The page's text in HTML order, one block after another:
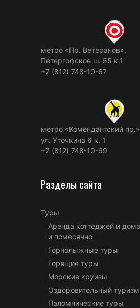
метро «Пр. Ветеранов»,
Петергофское ш. 55 к.1
+7 (812) 748-10-67
метро «Комендантский
ул. Уточкина 6 к. 1
+7 (812) 748-10-69
Разделы сайта
Туры
Аренда коттеджей и
и помесячно
Горнолыжные туры
Горящие туры
Морские круизы
Оздоровительный туризм
Паломнические туры